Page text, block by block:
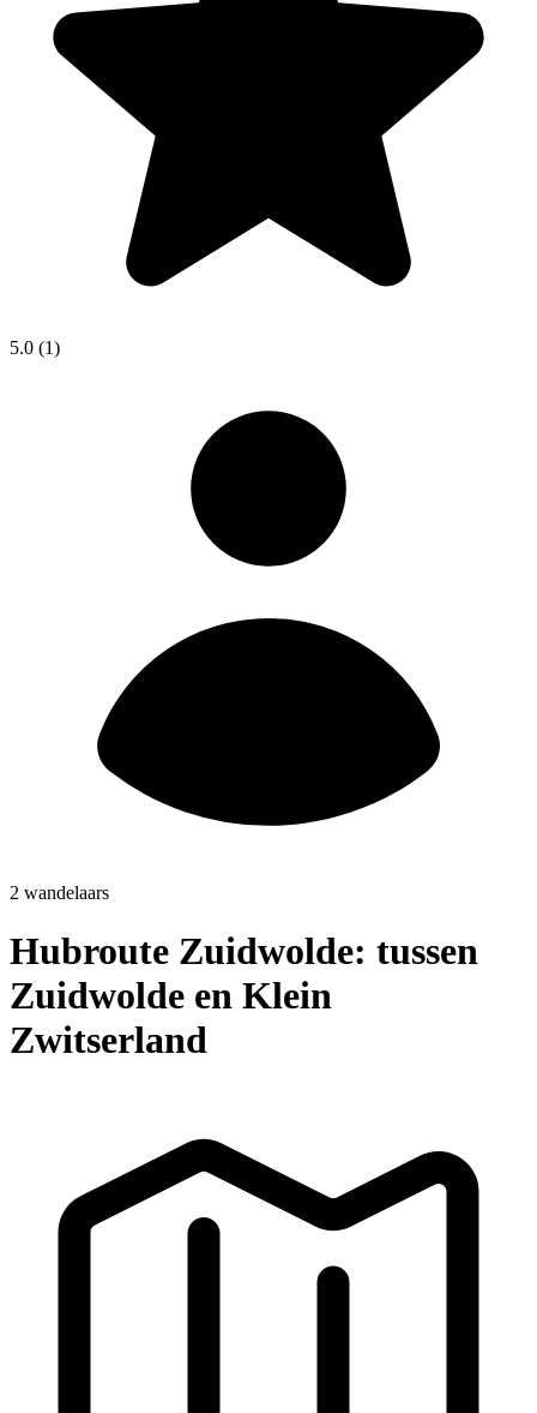
5.0 (1)
2 wandelaars
Hubroute Zuidwolde: tussen
Zuidwolde en Klein
Zwitserland